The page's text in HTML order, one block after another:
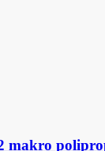
makro